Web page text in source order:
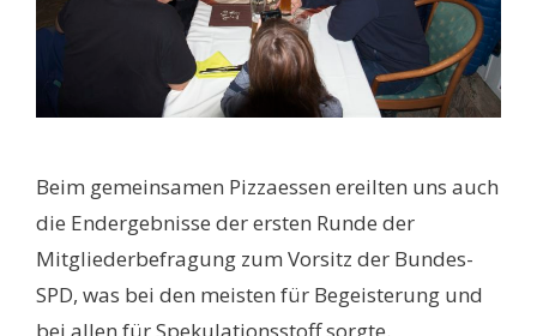
Beim gemeinsamen Pizzaessen ereilten uns auch
die Endergebnisse der ersten Runde der
Mitgliederbefragung zum Vorsitz der Bundes-
SPD, was bei den meisten für Begeisterung und